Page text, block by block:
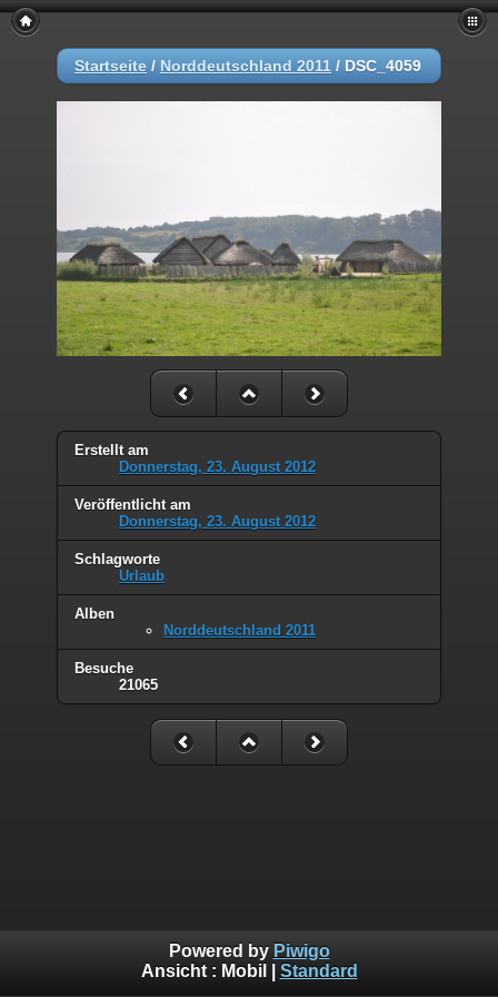
Startseite / Norddeutschland 2011 / DSC_4059
Erstellt am
Donnerstag, 23. August 2012
Veröffentlicht am
Donnerstag, 23. August 2012
Schlagworte
Urlaub
Alben
Norddeutschland 2011
Besuche
21065
Powered by Piwigo
Ansicht : Mobil Standard